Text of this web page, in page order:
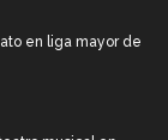
en liga mayor de